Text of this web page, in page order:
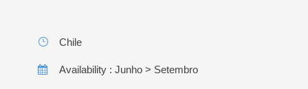
Chile
Availability : Junho > Setembro